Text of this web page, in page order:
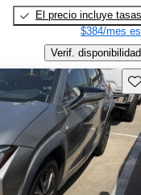
El precio incluye tasas
$384/mes
Verif. disponibilidad